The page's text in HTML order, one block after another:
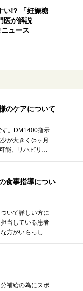
い!? 「妊娠糖
医が解説
ュース
のケアについて
。DM1400指示
が大きく(5ヶ月
能、リハビリ…
食事指導につい
いて詳しい方に
当している患者
な方がいらっし…
補給の為にスポ